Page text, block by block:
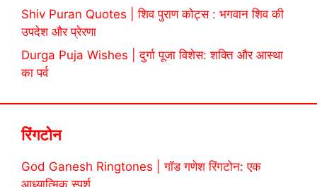
Shiv Puran Quotes | शिव पुराण कोट्स : भगवान शिव की
उपदेश और प्रेरणा
Durga Puja Wishes | दुर्गा पूजा विशेस: शक्ति और आस्था
का पर्व
रिंगटोन
God Ganesh Ringtones | गॉड गणेश रिंगटोन: एक